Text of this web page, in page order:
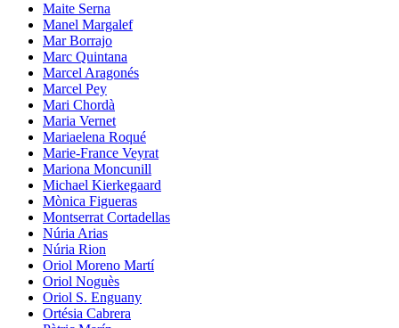
Maite Serna
Manel Margalef
Mar Borrajo
Marc Quintana
Marcel Aragonés
Marcel Pey
Mari Chordà
Maria Vernet
Mariaelena Roqué
Marie-France Veyrat
Mariona Moncunill
Michael Kierkegaard
Mònica Figueras
Montserrat Cortadellas
Núria Arias
Núria Rion
Oriol Moreno Martí
Oriol Noguès
Oriol S. Enguany
Ortésia Cabrera